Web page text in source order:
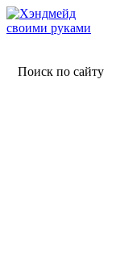
Поиск по сайту